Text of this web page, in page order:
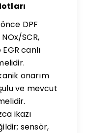
DPF
SCR,
canlı
onarım
ve mevcut
ikazı
sensör,